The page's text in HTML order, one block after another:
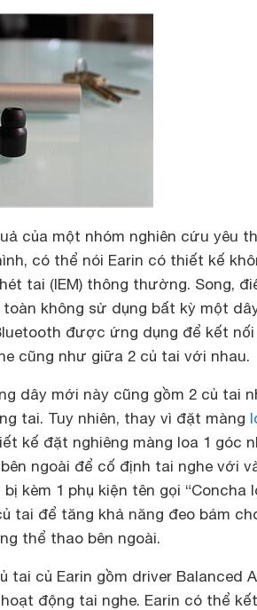
của một nhóm nghiên cứu yêu
có thể nói Earin có thiết kế
tai (IEM) thông thường. Song,
không sử dụng bất kỳ một
được ứng dụng để kết
cũng như giữa 2 củ tai với nhau.
dây mới này cũng gồm 2 củ tai
tai. Tuy nhiên, thay vì đặt màng
kế đặt nghiêng màng loa 1 góc
ngoài để cố định tai nghe với
kèm 1 phụ kiện tên gọi
tai để tăng khả năng đeo bám
thể thao bên ngoài.
tai củ Earin gồm driver Balanced
động tai nghe. Earin có thể